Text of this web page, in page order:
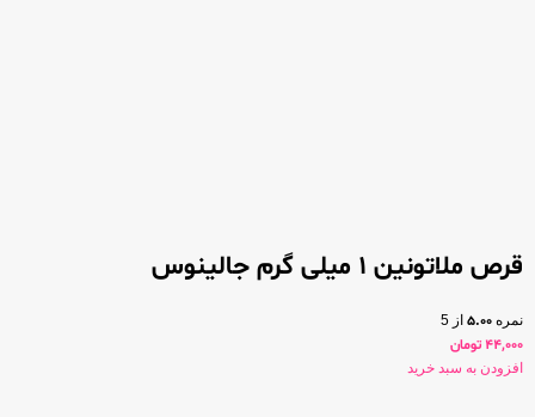
قرص ملاتونین 1 میلی گرم جالینوس
نمره 5.00 از 5
44,000 تومان
افزودن به سبد خرید